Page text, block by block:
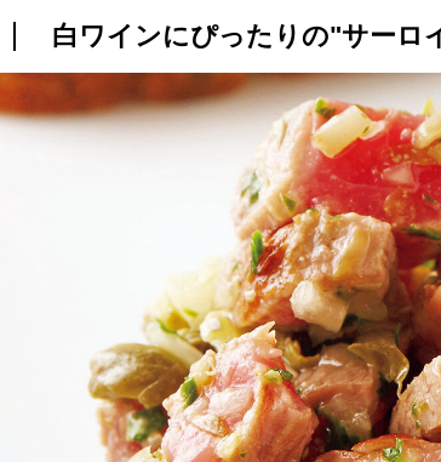
トップ プロが教
白ワインにぴったりの"サーロ